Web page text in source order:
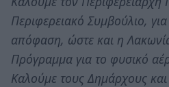
Περιφερειακό Συμβούλιο,
απόφαση, ώστε και η
Πρόγραμμα για το φυσικό
Καλούμε τους Δημάρχους